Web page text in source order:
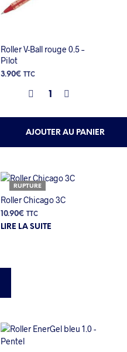
Roller V-Ball rouge 0.5 –
Pilot
3.90€ TTC
AJOUTER AU PANIER
RUPTURE
Roller Chicago 3C
10.90€ TTC
LIRE LA SUITE